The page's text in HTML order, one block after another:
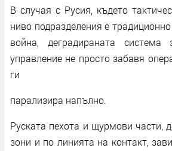
В случая с Русия, където
ниво подразделения е
война, деградираната
управление не просто забавя
ги
парализира напълно.
Руската пехота и щурмови части,
зони и по линията на контакт,